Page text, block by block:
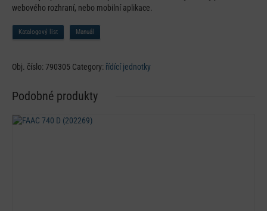
webového rozhraní, nebo mobilní aplikace.
Katalogový list Manuál
Obj. číslo: 790305 Category: řídící jednotky
Podobné produkty